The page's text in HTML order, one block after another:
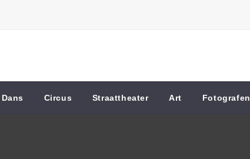
Dans Circus Straattheater Art Fotografen